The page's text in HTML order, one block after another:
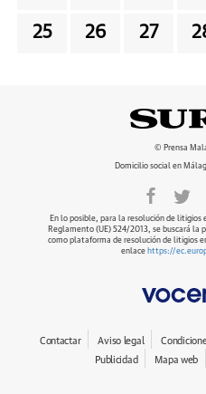
25 26 27
© Prensa
Domicilio social en
En lo posible, para la resolución de litigios
Reglamento (UE) 524/2013, se buscará la
como plataforma de resolución de litigios
enlace https://
Contactar Aviso legal
Publicidad
Mapa web